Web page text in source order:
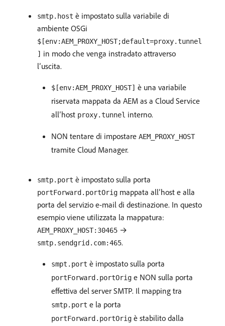
smtp.host è impostato sulla variabile di
ambiente OSGi
$[env:AEM_PROXY_HOST;default=proxy.tunnel
] in modo che venga instradato attraverso
l’uscita.
$[env:AEM_PROXY_HOST] è una variabile
riservata mappata da AEM as a Cloud Service
all’host proxy.tunnel interno.
NON tentare di impostare AEM_PROXY_HOST
tramite Cloud Manager.
smtp.port è impostato sulla porta
portForward.portOrig mappata all’host e alla
porta del servizio e-mail di destinazione. In questo
esempio viene utilizzata la mappatura:
AEM_PROXY_HOST:30465 →
smtp.sendgrid.com:465.
smpt.port è impostato sulla porta
portForward.portOrig e NON sulla porta
effettiva del server SMTP. Il mapping tra
smtp.port e la porta
portForward.portOrig è stabilito dalla